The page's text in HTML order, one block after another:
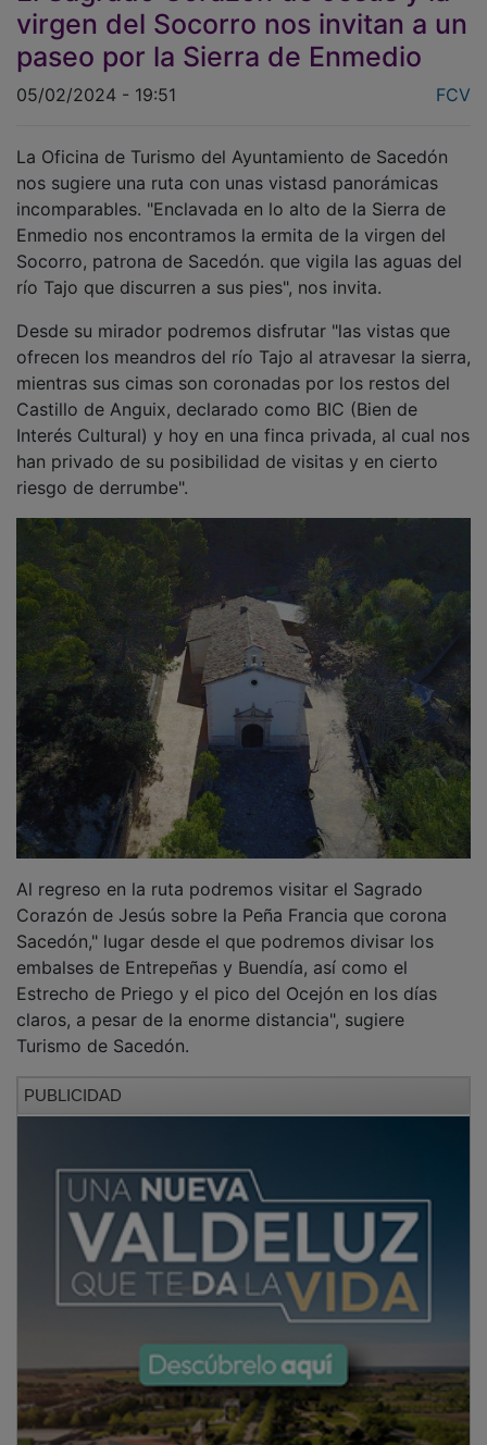
virgen del Socorro nos invitan a un
paseo por la Sierra de Enmedio
05/02/2024 - 19:51 FCV
La Oficina de Turismo del Ayuntamiento de Sacedón
nos sugiere una ruta con unas vistasd panorámicas
incomparables. "Enclavada en lo alto de la Sierra de
Enmedio nos encontramos la ermita de la virgen del
Socorro, patrona de Sacedón. que vigila las aguas del
río Tajo que discurren a sus pies", nos invita.
Desde su mirador podremos disfrutar "las vistas que
ofrecen los meandros del río Tajo al atravesar la sierra,
mientras sus cimas son coronadas por los restos del
Castillo de Anguix, declarado como BIC (Bien de
Interés Cultural) y hoy en una finca privada, al cual nos
han privado de su posibilidad de visitas y en cierto
riesgo de derrumbe".
Al regreso en la ruta podremos visitar el Sagrado
Corazón de Jesús sobre la Peña Francia que corona
Sacedón," lugar desde el que podremos divisar los
embalses de Entrepeñas y Buendía, así como el
Estrecho de Priego y el pico del Ocejón en los días
claros, a pesar de la enorme distancia", sugiere
Turismo de Sacedón.
PUBLICIDAD